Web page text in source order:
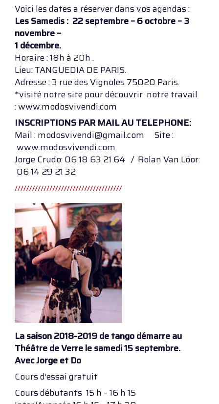
Voici les dates a réserver dans vos agendas :
Les Samedis : 22 septembre – 6 octobre – 3
novembre –
1 décembre.
Horaire : 18h à 20h .
Lieu: TANGUEDIA DE PARIS.
Adresse : 3 rue des Vignoles 75020 Paris.
*visité notre site pour découvrir notre travail
: www.modosvivendi.com
INSCRIPTIONS PAR MAIL AU TELEPHONE:
Mail : modosvivendi@gmail.com Site :
www.modosvivendi.com
Jorge Crudo: 06 18 63 21 64 / Rolan Van Löor:
06 14 29 21 32
La saison 2018-2019 de tango démarre au
Théâtre de Verre le samedi 15 septembre.
Avec Jorge et Do
Cours d’essai gratuit
Cours débutants 15 h – 16 h 15